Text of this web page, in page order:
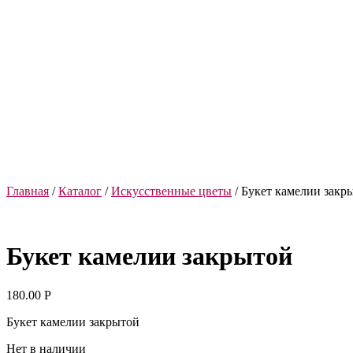
Главная /Каталог /Искусственные цветы / Букет камелии
Букет камелии закрытой
180.00 Р
Букет камелии закрытой
Нет в наличии